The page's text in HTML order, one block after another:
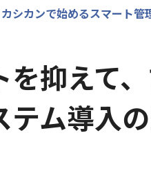
シカンで始めるスマート管
を抑えて
テム導入